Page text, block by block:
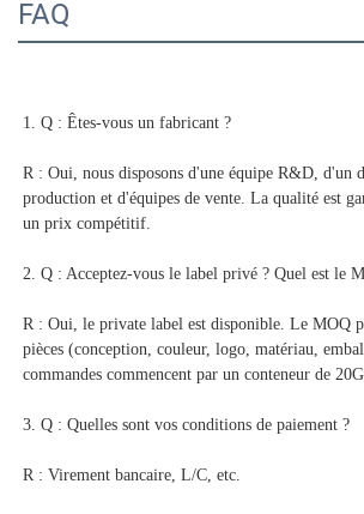
FAQ
1. Q : Êtes-vous un fabricant ?
R : Oui, nous disposons d'une équipe R&D, d'un
production et d'équipes de vente. La qualité est
un prix compétitif.
2. Q : Acceptez-vous le label privé ? Quel est le
R : Oui, le private label est disponible. Le MOQ
pièces (conception, couleur, logo, matériau,
commandes commencent par un conteneur de
3. Q : Quelles sont vos conditions de paiement ?
R : Virement bancaire, L/C, etc.